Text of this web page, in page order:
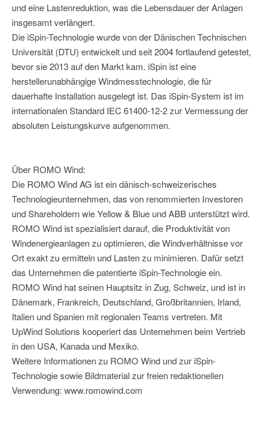
und eine Lastenreduktion, was die Lebensdauer der Anlagen
insgesamt verlängert.
Die iSpin-Technologie wurde von der Dänischen Technischen
Universität (DTU) entwickelt und seit 2004 fortlaufend getestet,
bevor sie 2013 auf den Markt kam. iSpin ist eine
herstellerunabhängige Windmesstechnologie, die für
dauerhafte Installation ausgelegt ist. Das iSpin-System ist im
internationalen Standard IEC 61400-12-2 zur Vermessung der
absoluten Leistungskurve aufgenommen.
Über ROMO Wind:
Die ROMO Wind AG ist ein dänisch-schweizerisches
Technologieunternehmen, das von renommierten Investoren
und Shareholdern wie Yellow & Blue und ABB unterstützt wird.
ROMO Wind ist spezialisiert darauf, die Produktivität von
Windenergieanlagen zu optimieren, die Windverhältnisse vor
Ort exakt zu ermitteln und Lasten zu minimieren. Dafür setzt
das Unternehmen die patentierte iSpin-Technologie ein.
ROMO Wind hat seinen Hauptsitz in Zug, Schweiz, und ist in
Dänemark, Frankreich, Deutschland, Großbritannien, Irland,
Italien und Spanien mit regionalen Teams vertreten. Mit
UpWind Solutions kooperiert das Unternehmen beim Vertrieb
in den USA, Kanada und Mexiko.
Weitere Informationen zu ROMO Wind und zur iSpin-
Technologie sowie Bildmaterial zur freien redaktionellen
Verwendung: www.romowind.com